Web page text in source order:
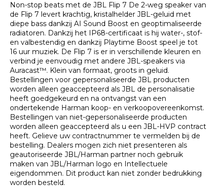
Non-stop beats met de JBL Flip 7 De 2-weg speaker van
de Flip 7 levert krachtig, kristalhelder JBL-geluid met
diepe bass dankzij AI Sound Boost en geoptimaliseerde
radiatoren. Dankzij het IP68-certificaat is hij water-, stof-
en valbestendig en dankzij Playtime Boost speel je tot
16 uur muziek. De Flip 7 is er in verschillende kleuren en
verbind je eenvoudig met andere JBL-speakers via
Auracast™. Klein van formaat, groots in geluid.
Bestellingen voor gepersonaliseerde JBL producten
worden alleen geaccepteerd als JBL de personalisatie
heeft goedgekeurd en na ontvangst van een
ondertekende Harman koop- en verkoopovereenkomst.
Bestellingen van niet-gepersonaliseerde producten
worden alleen geaccepteerd als u een JBL-HVP contract
heeft. Gelieve uw contractnummer te vermelden bij de
bestelling. Dealers mogen zich niet presenteren als
geautoriseerde JBL/Harman partner noch gebruik
maken van JBL/Harman logo en Intellectuele
eigendommen. Dit product kan niet zonder bedrukking
worden besteld.